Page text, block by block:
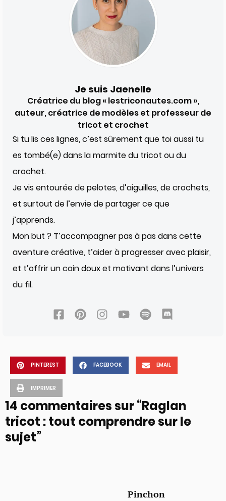
Je suis Jaenelle
Créatrice du blog « lestriconautes.com »,
auteur, créatrice de modèles et professeur de
tricot et crochet
Si tu lis ces lignes, c’est sûrement que toi aussi tu
es tombé(e) dans la marmite du tricot ou du
crochet.
Je vis entourée de pelotes, d’aiguilles, de crochets,
et surtout de l’envie de partager ce que
j’apprends.
Mon but ? T’accompagner pas à pas dans cette
aventure créative, t’aider à progresser avec plaisir,
et t’offrir un coin doux et motivant dans l’univers
du fil.
PINTEREST FACEBOOK EMAIL
IMPRIMER
14 commentaires sur “Raglan
tricot : tout comprendre sur le
sujet”
Pinchon